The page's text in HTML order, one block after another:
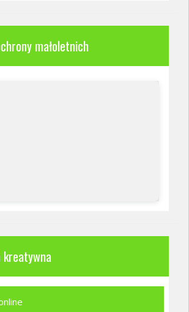
małoletnich